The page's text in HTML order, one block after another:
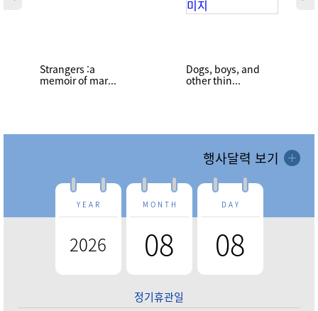
Strangers :a
memoir of mar...
Dogs, boys, and
other thin...
행사달력 보기
Y E A R
2026
M O N T H
08
D A Y
08
정기휴관일